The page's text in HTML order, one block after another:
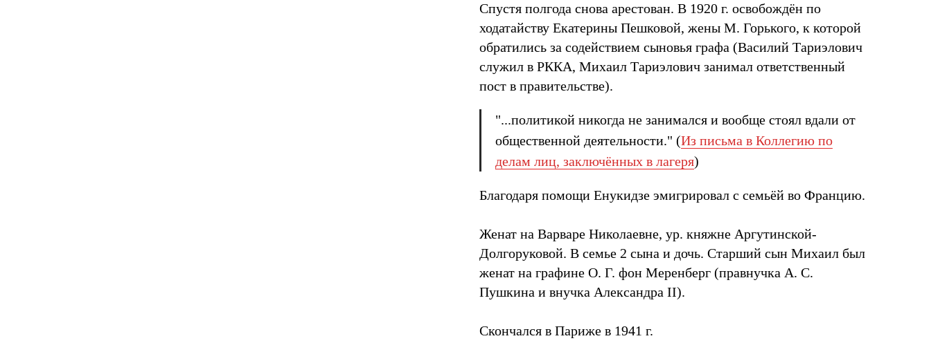
Спустя полгода снова арестован. В 1920 г. освобождён по
ходатайству Екатерины Пешковой, жены М. Горького, к которой
обратились за содействием сыновья графа (Василий Тариэлович
служил в РККА, Михаил Тариэлович занимал ответственный
пост в правительстве).
"...политикой никогда не занимался и вообще стоял вдали от
общественной деятельности." (Из письма в Коллегию по
делам лиц, заключённых в лагеря)
Благодаря помощи Енукидзе эмигрировал с семьёй во Францию.
Женат на Варваре Николаевне, ур. княжне Аргутинской-
Долгоруковой. В семье 2 сына и дочь. Старший сын Михаил был
женат на графине О. Г. фон Меренберг (правнучка А. С.
Пушкина и внучка Александра II).
Скончался в Париже в 1941 г.